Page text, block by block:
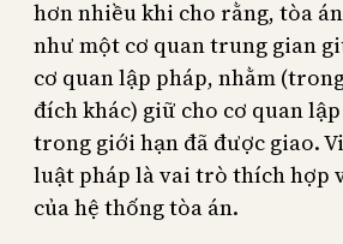
hơn nhiều khi cho rằng, tòa
như một cơ quan trung gian
cơ quan lập pháp, nhằm
đích khác) giữ cho cơ quan
trong giới hạn đã được giao.
luật pháp là vai trò thích hợp
của hệ thống tòa án.